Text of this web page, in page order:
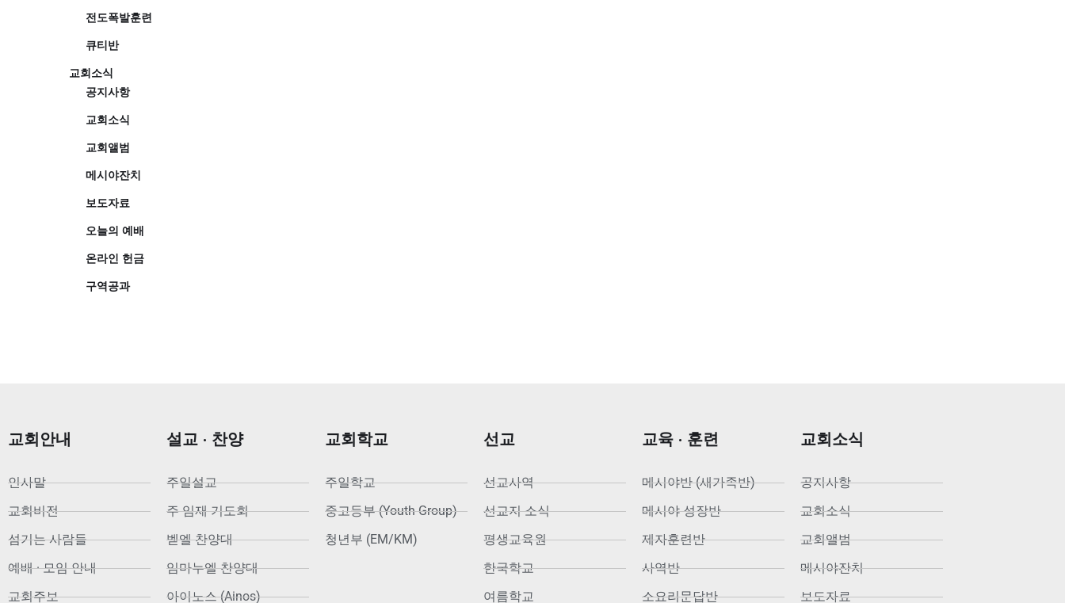
전도폭발훈련
큐티반
교회소식
공지사항
교회소식
교회앨범
메시야잔치
보도자료
오늘의 예배
온라인 헌금
구역공과
교회안내
인사말
교회비전
섬기는 사람들
예배 · 모임 안내
교회주보
설교 · 찬양
주일설교
주 임재 기도회
벧엘 찬양대
임마누엘 찬양대
아이노스 (Ainos)
교회학교
주일학교
중고등부 (Youth Group)
청년부 (EM/KM)
선교
선교사역
선교지 소식
평생교육원
한국학교
여름학교
교육 · 훈련
메시야반 (새가족반)
메시야 성장반
제자훈련반
사역반
소요리문답반
교회소식
공지사항
교회소식
교회앨범
메시야잔치
보도자료